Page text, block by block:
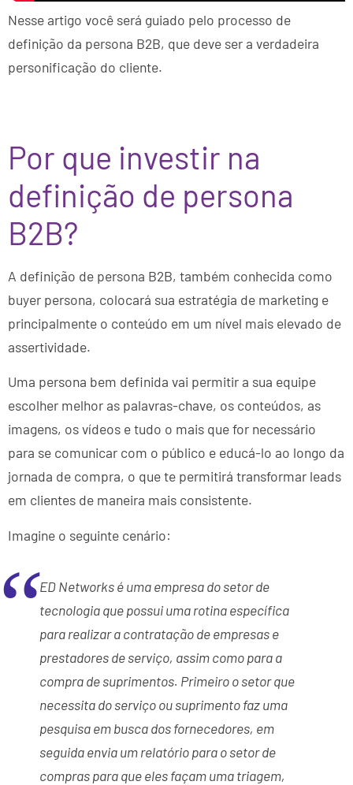
Nesse artigo você será guiado pelo processo de
definição da persona B2B, que deve ser a verdadeira
personificação do cliente.
Por que investir na
definição de persona
B2B?
A definição de persona B2B, também conhecida como
buyer persona, colocará sua estratégia de marketing e
principalmente o conteúdo em um nível mais elevado de
assertividade.
Uma persona bem definida vai permitir a sua equipe
escolher melhor as palavras-chave, os conteúdos, as
imagens, os vídeos e tudo o mais que for necessário
para se comunicar com o público e educá-lo ao longo da
jornada de compra, o que te permitirá transformar leads
em clientes de maneira mais consistente.
Imagine o seguinte cenário:
ED Networks é uma empresa do setor de
tecnologia que possui uma rotina específica
para realizar a contratação de empresas e
prestadores de serviço, assim como para a
compra de suprimentos. Primeiro o setor que
necessita do serviço ou suprimento faz uma
pesquisa em busca dos fornecedores, em
seguida envia um relatório para o setor de
compras para que eles façam uma triagem,